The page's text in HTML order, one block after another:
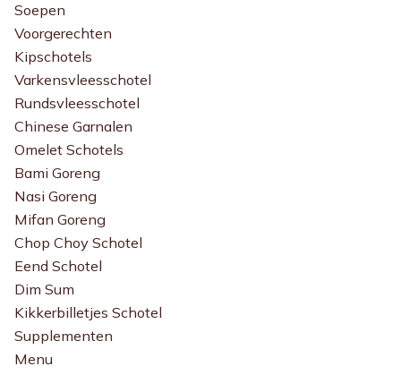
Soepen
Voorgerechten
Kipschotels
Varkensvleesschotel
Rundsvleesschotel
Chinese Garnalen
Omelet Schotels
Bami Goreng
Nasi Goreng
Mifan Goreng
Chop Choy Schotel
Eend Schotel
Dim Sum
Kikkerbilletjes Schotel
Supplementen
Menu